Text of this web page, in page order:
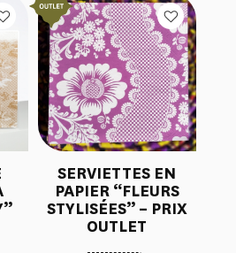
SERVIETTES EN
PAPIER “FLEURS
STYLISÉES” – PRIX
OUTLET